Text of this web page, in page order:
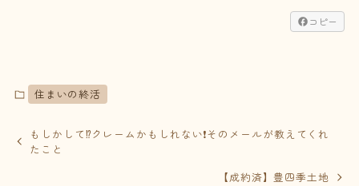
コピー
住まいの終活
もしかして⁉️クレームかもしれない❗️そのメールが教えてくれ
たこと
【成約済】豊四季土地